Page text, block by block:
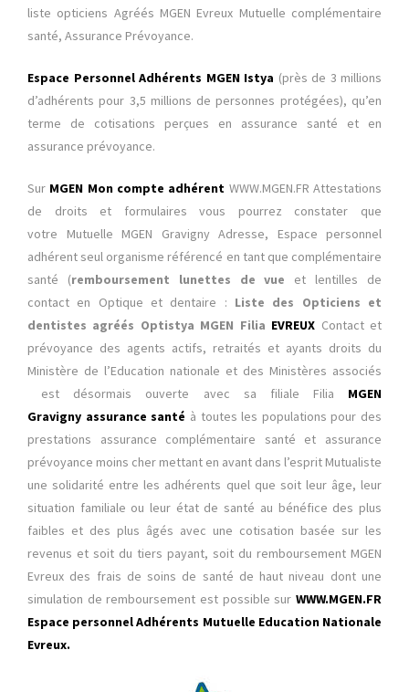
liste opticiens Agréés MGEN Evreux Mutuelle complémentaire
santé, Assurance Prévoyance.
Espace Personnel Adhérents MGEN Istya (près de 3 millions
d’adhérents pour 3,5 millions de personnes protégées), qu’en
terme de cotisations perçues en assurance santé et en
assurance prévoyance.
Sur MGEN Mon compte adhérent WWW.MGEN.FR Attestations
de droits et formulaires vous pourrez constater que
votre Mutuelle MGEN Gravigny Adresse,
Espace personnel
adhérent seul organisme référencé en tant que complémentaire
santé (remboursement lunettes de vue et lentilles de
contact en Optique et dentaire : Liste des Opticiens et
dentistes agréés Optistya MGEN Filia EVREUX Contact et
prévoyance des agents actifs, retraités et ayants droits du
Ministère de l’Education nationale et des Ministères associés
est désormais ouverte avec sa filiale Filia MGEN
Gravigny assurance santé à toutes les populations pour des
prestations assurance complémentaire santé et assurance
prévoyance moins cher mettant en avant dans l’esprit Mutualiste
une solidarité entre les adhérents quel que soit leur âge, leur
situation familiale ou leur état de santé au bénéfice des plus
faibles et des plus âgés avec une cotisation basée sur les
revenus et soit du tiers payant, soit du remboursement MGEN
Evreux des frais de soins de santé de haut niveau dont une
simulation de remboursement est possible sur WWW.MGEN.FR
Espace personnel Adhérents Mutuelle Education Nationale
Evreux.